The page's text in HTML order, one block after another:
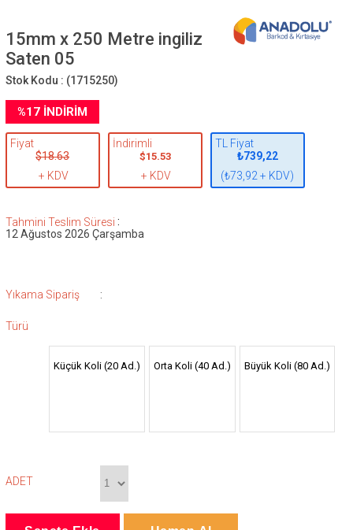
15mm x 250 Metre ingiliz
Saten 05
Stok Kodu : (1715250)
%17İNDIRIM
Fiyat
$18.63
+ KDV
İndirimli
$15.53
+ KDV
TL Fiyat
₺739,22
(₺73,92 + KDV)
Tahmini Teslim Süresi :
12 Ağustos 2026 Çarşamba
Yıkama Sipariş
Türü
:
Küçük Koli (20 Ad.) Orta Koli (40 Ad.) Büyük Koli (80 Ad.)
ADET